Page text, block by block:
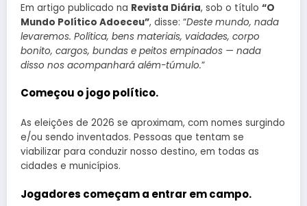
Em artigo publicado na Revista Diária, sob o título “O
Mundo Político Adoeceu”, disse: “Deste mundo, nada
levaremos. Política, bens materiais, vaidades, corpo
bonito, cargos, bundas e peitos empinados — nada
disso nos acompanhará além-túmulo.”
Começou o jogo político.
As eleições de 2026 se aproximam, com nomes surgindo
e/ou sendo inventados. Pessoas que tentam se
viabilizar para conduzir nosso destino, em todas as
cidades e municípios.
Jogadores começam a entrar em campo.